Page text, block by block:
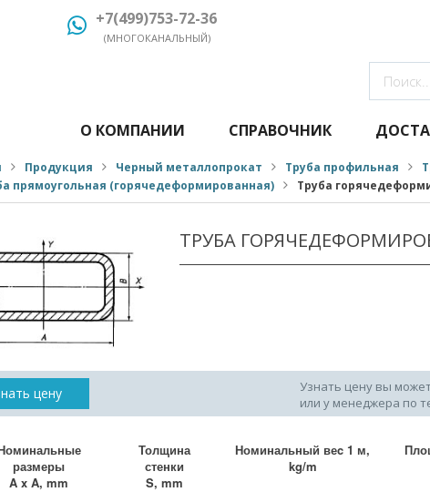
+7(499)753-72-36
(МНОГОКАНАЛЬНЫЙ)
О КОМПАНИИ СПРАВОЧНИК
Продукция Черный металлопрокат Труба профильная
прямоугольная (горячедеформированная)
Труба
ТРУБА
цену
Узнать цену вы
или у менеджера по
размеры
A x A, mm
Толщина
стенки
S, mm
Номинальный веc 1 м,
kg/m